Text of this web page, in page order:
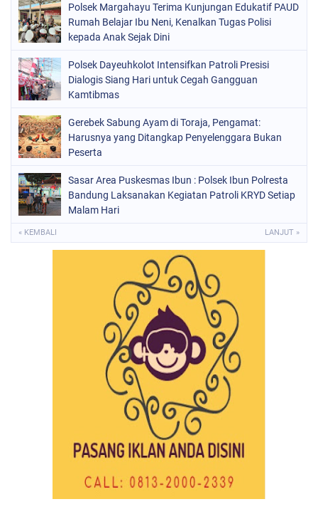
Polsek Margahayu Terima Kunjungan Edukatif PAUD
Rumah Belajar Ibu Neni, Kenalkan Tugas Polisi
kepada Anak Sejak Dini
Polsek Dayeuhkolot Intensifkan Patroli Presisi
Dialogis Siang Hari untuk Cegah Gangguan
Kamtibmas
Gerebek Sabung Ayam di Toraja, Pengamat:
Harusnya yang Ditangkap Penyelenggara Bukan
Peserta
Sasar Area Puskesmas Ibun : Polsek Ibun Polresta
Bandung Laksanakan Kegiatan Patroli KRYD Setiap
Malam Hari
« KEMBALI LANJUT »